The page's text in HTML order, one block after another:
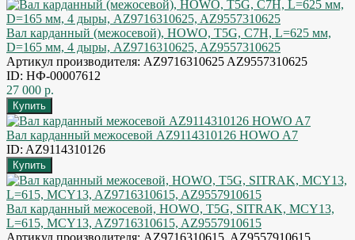
Вал карданный (межосевой), HOWO, T5G, C7H, L=625 мм,
D=165 мм, 4 дыры, AZ9716310625, AZ9557310625
Артикул производителя: AZ9716310625 AZ9557310625
ID: НФ-00007612
27 000 р.
Вал карданный межосевой AZ9114310126 HOWO A7
ID: AZ9114310126
Вал карданный межосевой, HOWO, T5G, SITRAK, MCY13,
L=615, MCY13, AZ9716310615, AZ9557910615
Артикул производителя: AZ9716310615, AZ9557910615